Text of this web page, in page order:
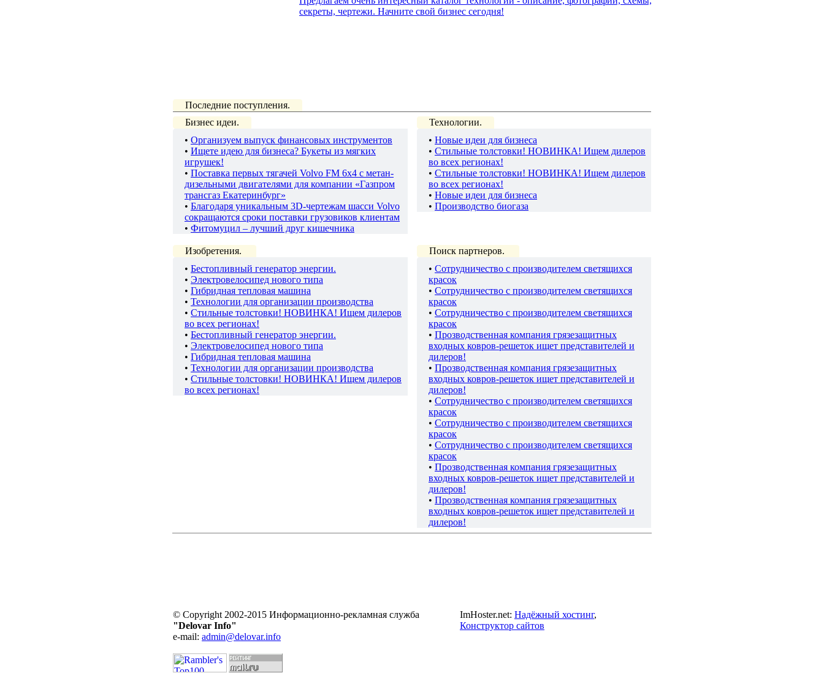
секреты, чертежи. Начните свой бизнес сегодня!
Последние поступления.
Бизнес идеи.
• Организуем выпуск финансовых инструментов
• Ищете идею для бизнеса? Букеты из мягких
игрушек!
• Поставка первых тягачей Volvo FM 6х4 с метан-
дизельными двигателями для компании «Газпром
трансгаз Екатеринбург»
• Благодаря уникальным 3D-чертежам шасси Volvo
сокращаются сроки поставки грузовиков клиентам
• Фитомуцил – лучший друг кишечника
Технологии.
• Новые идеи для бизнеса
• Стильные толстовки! НОВИНКА! Ищем дилеров
во всех регионах!
• Стильные толстовки! НОВИНКА! Ищем дилеров
во всех регионах!
• Новые идеи для бизнеса
• Производство биогаза
Изобретения.
• Бестопливный генератор энергии.
• Электровелосипед нового типа
• Гибридная тепловая машина
• Технологии для организации производства
• Стильные толстовки! НОВИНКА! Ищем дилеров
во всех регионах!
• Бестопливный генератор энергии.
• Электровелосипед нового типа
• Гибридная тепловая машина
• Технологии для организации производства
• Стильные толстовки! НОВИНКА! Ищем дилеров
во всех регионах!
Поиск партнеров.
• Сотрудничество с производителем светящихся
красок
• Сотрудничество с производителем светящихся
красок
• Сотрудничество с производителем светящихся
красок
• Прозводственная компания грязезащитных
входных ковров-решеток ищет представителей и
дилеров!
• Прозводственная компания грязезащитных
входных ковров-решеток ищет представителей и
дилеров!
• Сотрудничество с производителем светящихся
красок
• Сотрудничество с производителем светящихся
красок
• Сотрудничество с производителем светящихся
красок
• Прозводственная компания грязезащитных
входных ковров-решеток ищет представителей и
дилеров!
• Прозводственная компания грязезащитных
входных ковров-решеток ищет представителей и
дилеров!
© Copyright 2002-2015 Информационно-рекламная служба
"Delovar Info"
e-mail: admin@delovar.info
ImHoster.net: Надёжный хостинг,
Конструктор сайтов